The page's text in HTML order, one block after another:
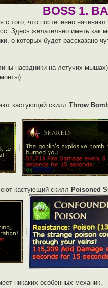
BOSS 1.
с того, что постепенно
Здесь желательно иметь
о которых будет рассказано
наездники на летучих
кастующий скилл Throw
кастующий скилл Poisoned
никаких особенных механик.